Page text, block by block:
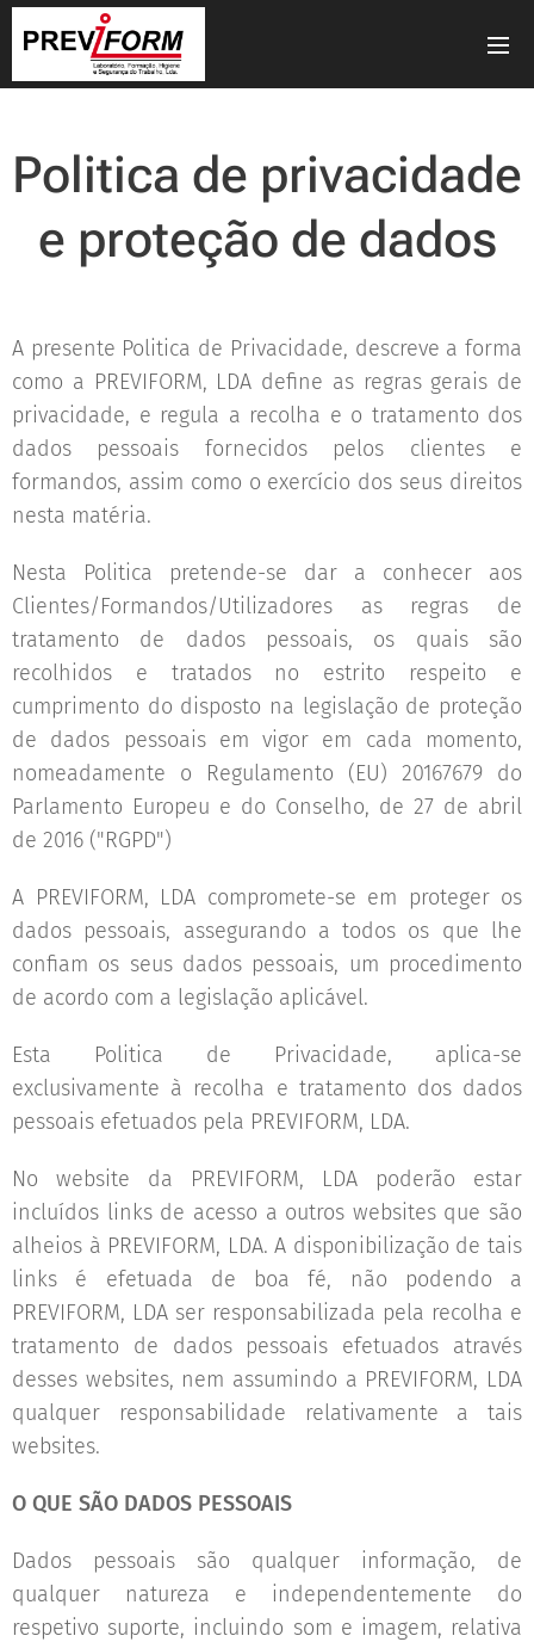
Politica de privacidade
e proteção de dados
A presente Politica de Privacidade, descreve a forma
como a PREVIFORM, LDA define as regras gerais de
privacidade, e regula a recolha e o tratamento dos
dados pessoais fornecidos pelos clientes e
formandos, assim como o exercício dos seus direitos
nesta matéria.
Nesta Politica pretende-se dar a conhecer aos
Clientes/Formandos/Utilizadores as regras de
tratamento de dados pessoais, os quais são
recolhidos e tratados no estrito respeito e
cumprimento do disposto na legislação de proteção
de dados pessoais em vigor em cada momento,
nomeadamente o Regulamento (EU) 20167679 do
Parlamento Europeu e do Conselho, de 27 de abril
de 2016 ("RGPD")
A PREVIFORM, LDA compromete-se em proteger os
dados pessoais, assegurando a todos os que lhe
confiam os seus dados pessoais, um procedimento
de acordo com a legislação aplicável.
Esta Politica de Privacidade, aplica-se
exclusivamente à recolha e tratamento dos dados
pessoais efetuados pela PREVIFORM, LDA.
No website da PREVIFORM, LDA poderão estar
incluídos links de acesso a outros websites que são
alheios à PREVIFORM, LDA. A disponibilização de tais
links é efetuada de boa fé, não podendo a
PREVIFORM, LDA ser responsabilizada pela recolha e
tratamento de dados pessoais efetuados através
desses websites, nem assumindo a PREVIFORM, LDA
qualquer responsabilidade relativamente a tais
websites.
O QUE SÃO DADOS PESSOAIS
Dados pessoais são qualquer informação, de
qualquer natureza e independentemente do
respetivo suporte, incluindo som e imagem, relativa